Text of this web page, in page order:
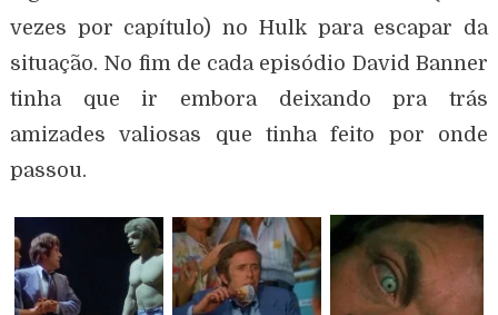
vezes por capítulo) no Hulk para escapar da
situação. No fim de cada episódio David Banner
tinha que ir embora deixando pra trás
amizades valiosas que tinha feito por onde
passou.